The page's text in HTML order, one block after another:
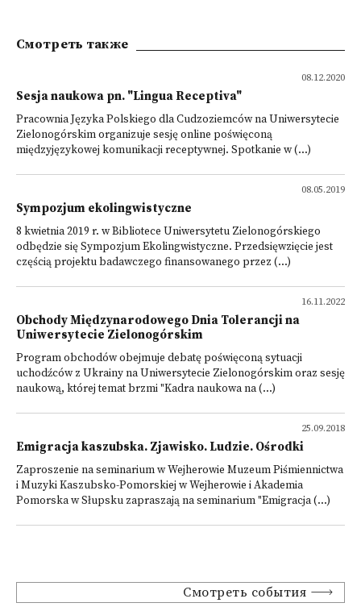
Смотреть также
08.12.2020
Sesja naukowa pn. "Lingua Receptiva"
Pracownia Języka Polskiego dla Cudzoziemców na Uniwersytecie
Zielonogórskim organizuje sesję online poświęconą
międzyjęzykowej komunikacji receptywnej. Spotkanie w (...)
08.05.2019
Sympozjum ekolingwistyczne
8 kwietnia 2019 r. w Bibliotece Uniwersytetu Zielonogórskiego
odbędzie się Sympozjum Ekolingwistyczne. Przedsięwzięcie jest
częścią projektu badawczego finansowanego przez (...)
16.11.2022
Obchody Międzynarodowego Dnia Tolerancji na
Uniwersytecie Zielonogórskim
Program obchodów obejmuje debatę poświęconą sytuacji
uchodźców z Ukrainy na Uniwersytecie Zielonogórskim oraz sesję
naukową, której temat brzmi "Kadra naukowa na (...)
25.09.2018
Emigracja kaszubska. Zjawisko. Ludzie. Ośrodki
Zaproszenie na seminarium w Wejherowie Muzeum Piśmiennictwa
i Muzyki Kaszubsko-Pomorskiej w Wejherowie i Akademia
Pomorska w Słupsku zapraszają na seminarium "Emigracja (...)
Смотреть события